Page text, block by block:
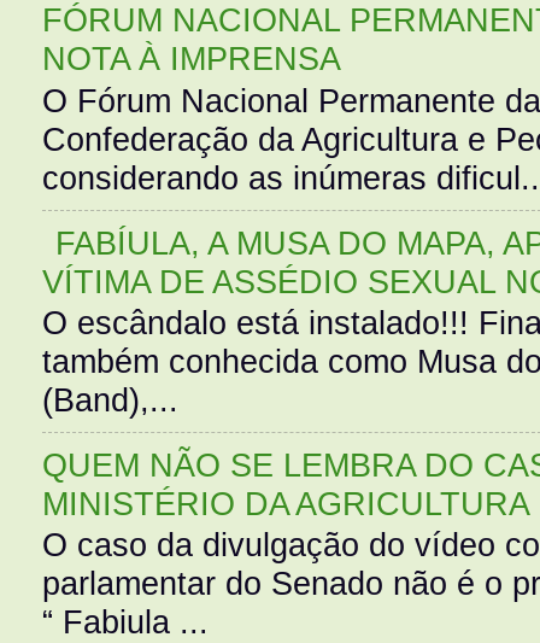
FÓRUM NACIONAL
NOTA À IMPRENSA
O Fórum Nacional Permanente
Confederação da Agricultura e
considerando as inúmeras
FABÍULA, A MUSA DO MAPA,
VÍTIMA DE ASSÉDIO SEXUAL
O escândalo está instalado!!!
também conhecida como Musa
(Band),...
QUEM NÃO SE LEMBRA DO
MINISTÉRIO DA AGRICULTURA
O caso da divulgação do vídeo
parlamentar do Senado não é o
“ Fabiula ...